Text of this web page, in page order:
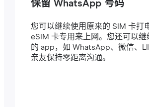
保留 WhatsApp 号码
您可以继续使用原来的 SIM 卡打
eSIM 卡专用来上网。您还可以继
的 app，如 WhatsApp、微信、
亲友保持零距离沟通。